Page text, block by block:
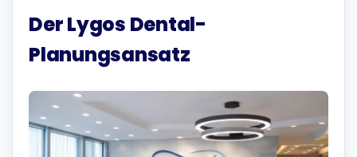
Der Lygos Dental-
Planungsansatz